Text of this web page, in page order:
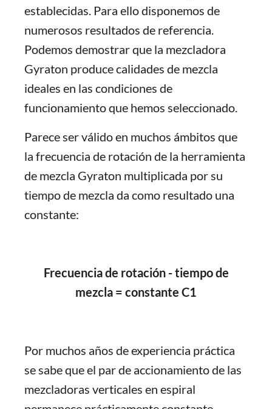
establecidas. Para ello disponemos de
numerosos resultados de referencia.
Podemos demostrar que la mezcladora
Gyraton produce calidades de mezcla
ideales en las condiciones de
funcionamiento que hemos seleccionado.
Parece ser válido en muchos ámbitos que
la frecuencia de rotación de la herramienta
de mezcla Gyraton multiplicada por su
tiempo de mezcla da como resultado una
constante:
Frecuencia de rotación - tiempo de
mezcla = constante C1
Por muchos años de experiencia práctica
se sabe que el par de accionamiento de las
mezcladoras verticales en espiral